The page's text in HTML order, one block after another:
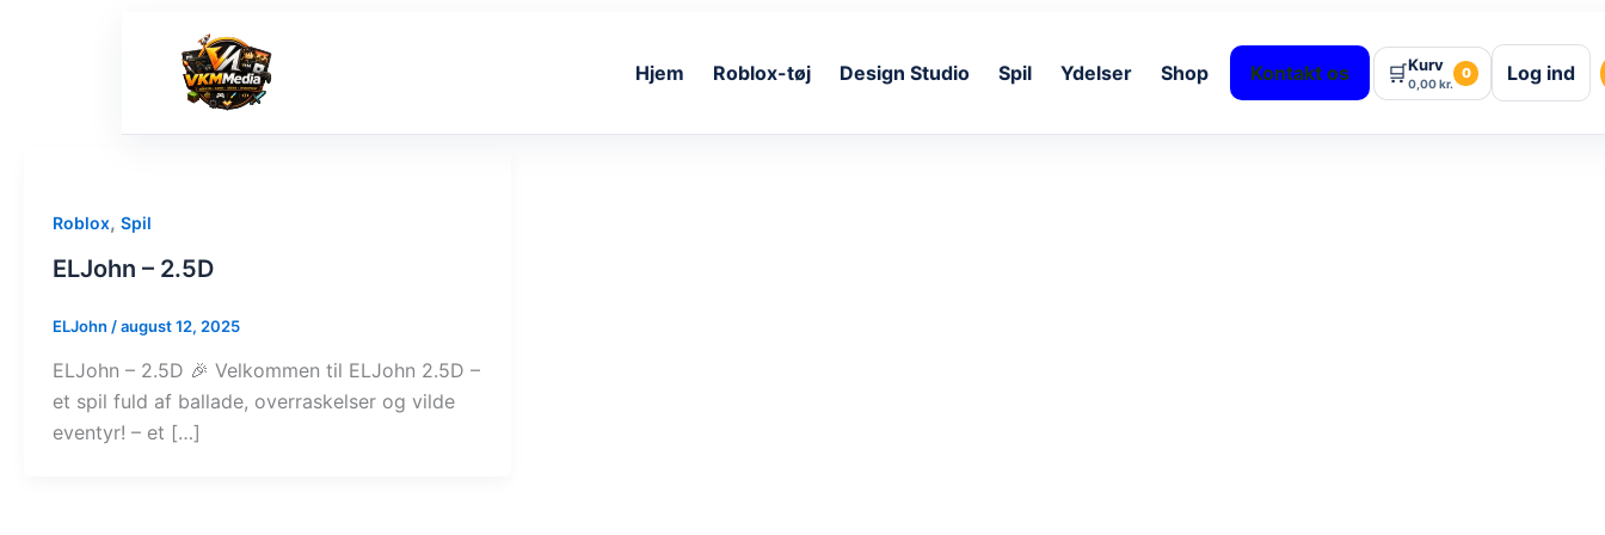
Hjem Roblox-tøj Design Studio Spil Ydelser Shop Kontakt os 🛒Kurv
0,00kr.
0 Log ind
Roblox, Spil
ELJohn – 2.5D
ELJohn /august 12, 2025
ELJohn – 2.5D 🎉 Velkommen til ELJohn 2.5D –
et spil fuld af ballade, overraskelser og vilde
eventyr! – et […]